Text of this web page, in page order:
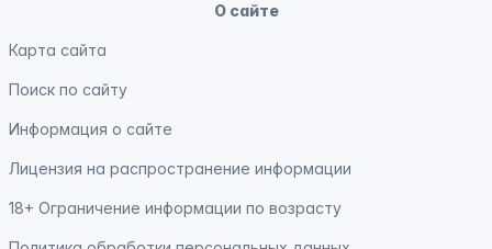
О сайте
Карта сайта
Поиск по сайту
Информация о сайте
Лицензия на распространение информации
18+ Ограничение информации по возрасту